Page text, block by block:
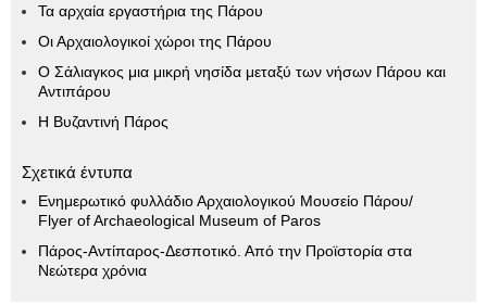
Τα αρχαία εργαστήρια της Πάρου
Οι Αρχαιολογικοί χώροι της Πάρου
Ο Σάλιαγκος μια μικρή νησίδα μεταξύ των νήσων Πάρου και
Αντιπάρου
Η Βυζαντινή Πάρος
Σχετικά έντυπα
Ενημερωτικό φυλλάδιο Αρχαιολογικού Μουσείο Πάρου/
Flyer of Archaeological Museum of Paros
Πάρος-Αντίπαρος-Δεσποτικό. Από την Προϊστορία στα
Νεώτερα χρόνια